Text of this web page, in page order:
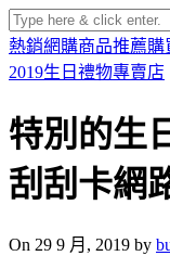
熱銷網購商品推薦購
2019生日禮物專賣店
特別的生
刮刮卡網
On 29 9 月, 2019 by